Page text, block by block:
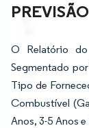
O Relatório
Segmentado
Tipo de
Combustível
Anos, 3-5 Anos